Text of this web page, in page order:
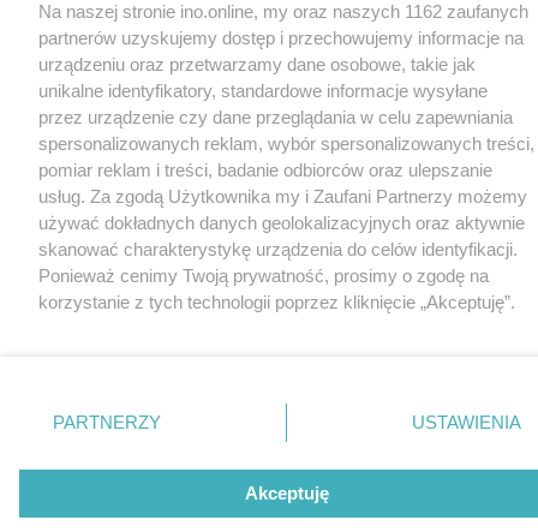
Na naszej stronie ino.online, my oraz naszych 1162 zaufanych
partnerów uzyskujemy dostęp i przechowujemy informacje na
urządzeniu oraz przetwarzamy dane osobowe, takie jak
unikalne identyfikatory, standardowe informacje wysyłane
przez urządzenie czy dane przeglądania w celu zapewniania
spersonalizowanych reklam, wybór spersonalizowanych treści,
pomiar reklam i treści, badanie odbiorców oraz ulepszanie
usług. Za zgodą Użytkownika my i Zaufani Partnerzy możemy
używać dokładnych danych geolokalizacyjnych oraz aktywnie
skanować charakterystykę urządzenia do celów identyfikacji.
Ponieważ cenimy Twoją prywatność, prosimy o zgodę na
korzystanie z tych technologii poprzez kliknięcie „Akceptuję”.
nie wymagają zgody użytkownika, ale masz prawo sprzeciwić
się takiemu przetwarzaniu. Preferencje będą miały
Zapoznaj się z poniższymi informacjami, abyś mógł świadomie
PARTNERZY USTAWIENIA
Akceptuję